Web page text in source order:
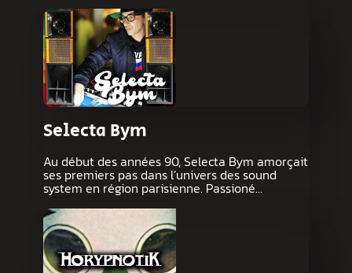
Selecta Bym
Au début des années 90, Selecta Bym amorçait
ses premiers pas dans l’univers des sound
system en région parisienne. Passioné…